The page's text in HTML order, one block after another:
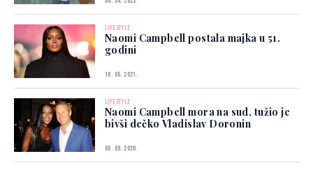
LIFESTYLE
Naomi Campbell postala majka u 51.
godini
18. 05. 2021.
LIFESTYLE
Naomi Campbell mora na sud, tužio je
bivši dečko Vladislav Doronin
08. 09. 2020.